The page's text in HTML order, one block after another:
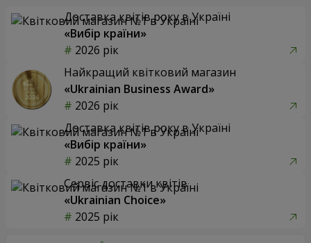
Доставка квітів року в Україні
«Вибір країни»
2026 рік
Найкращий квітковий магазин
«Ukrainian Business Award»
2026 рік
Доставка квітів року в Україні
«Вибір країни»
2025 рік
Сервіс доставки квітів
«Ukrainian Choice»
2025 рік